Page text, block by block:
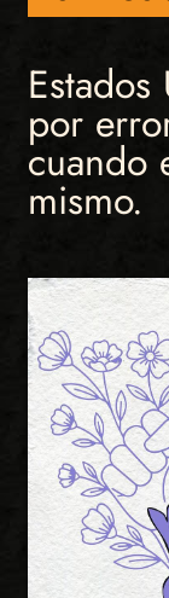
por
cuando
mismo.